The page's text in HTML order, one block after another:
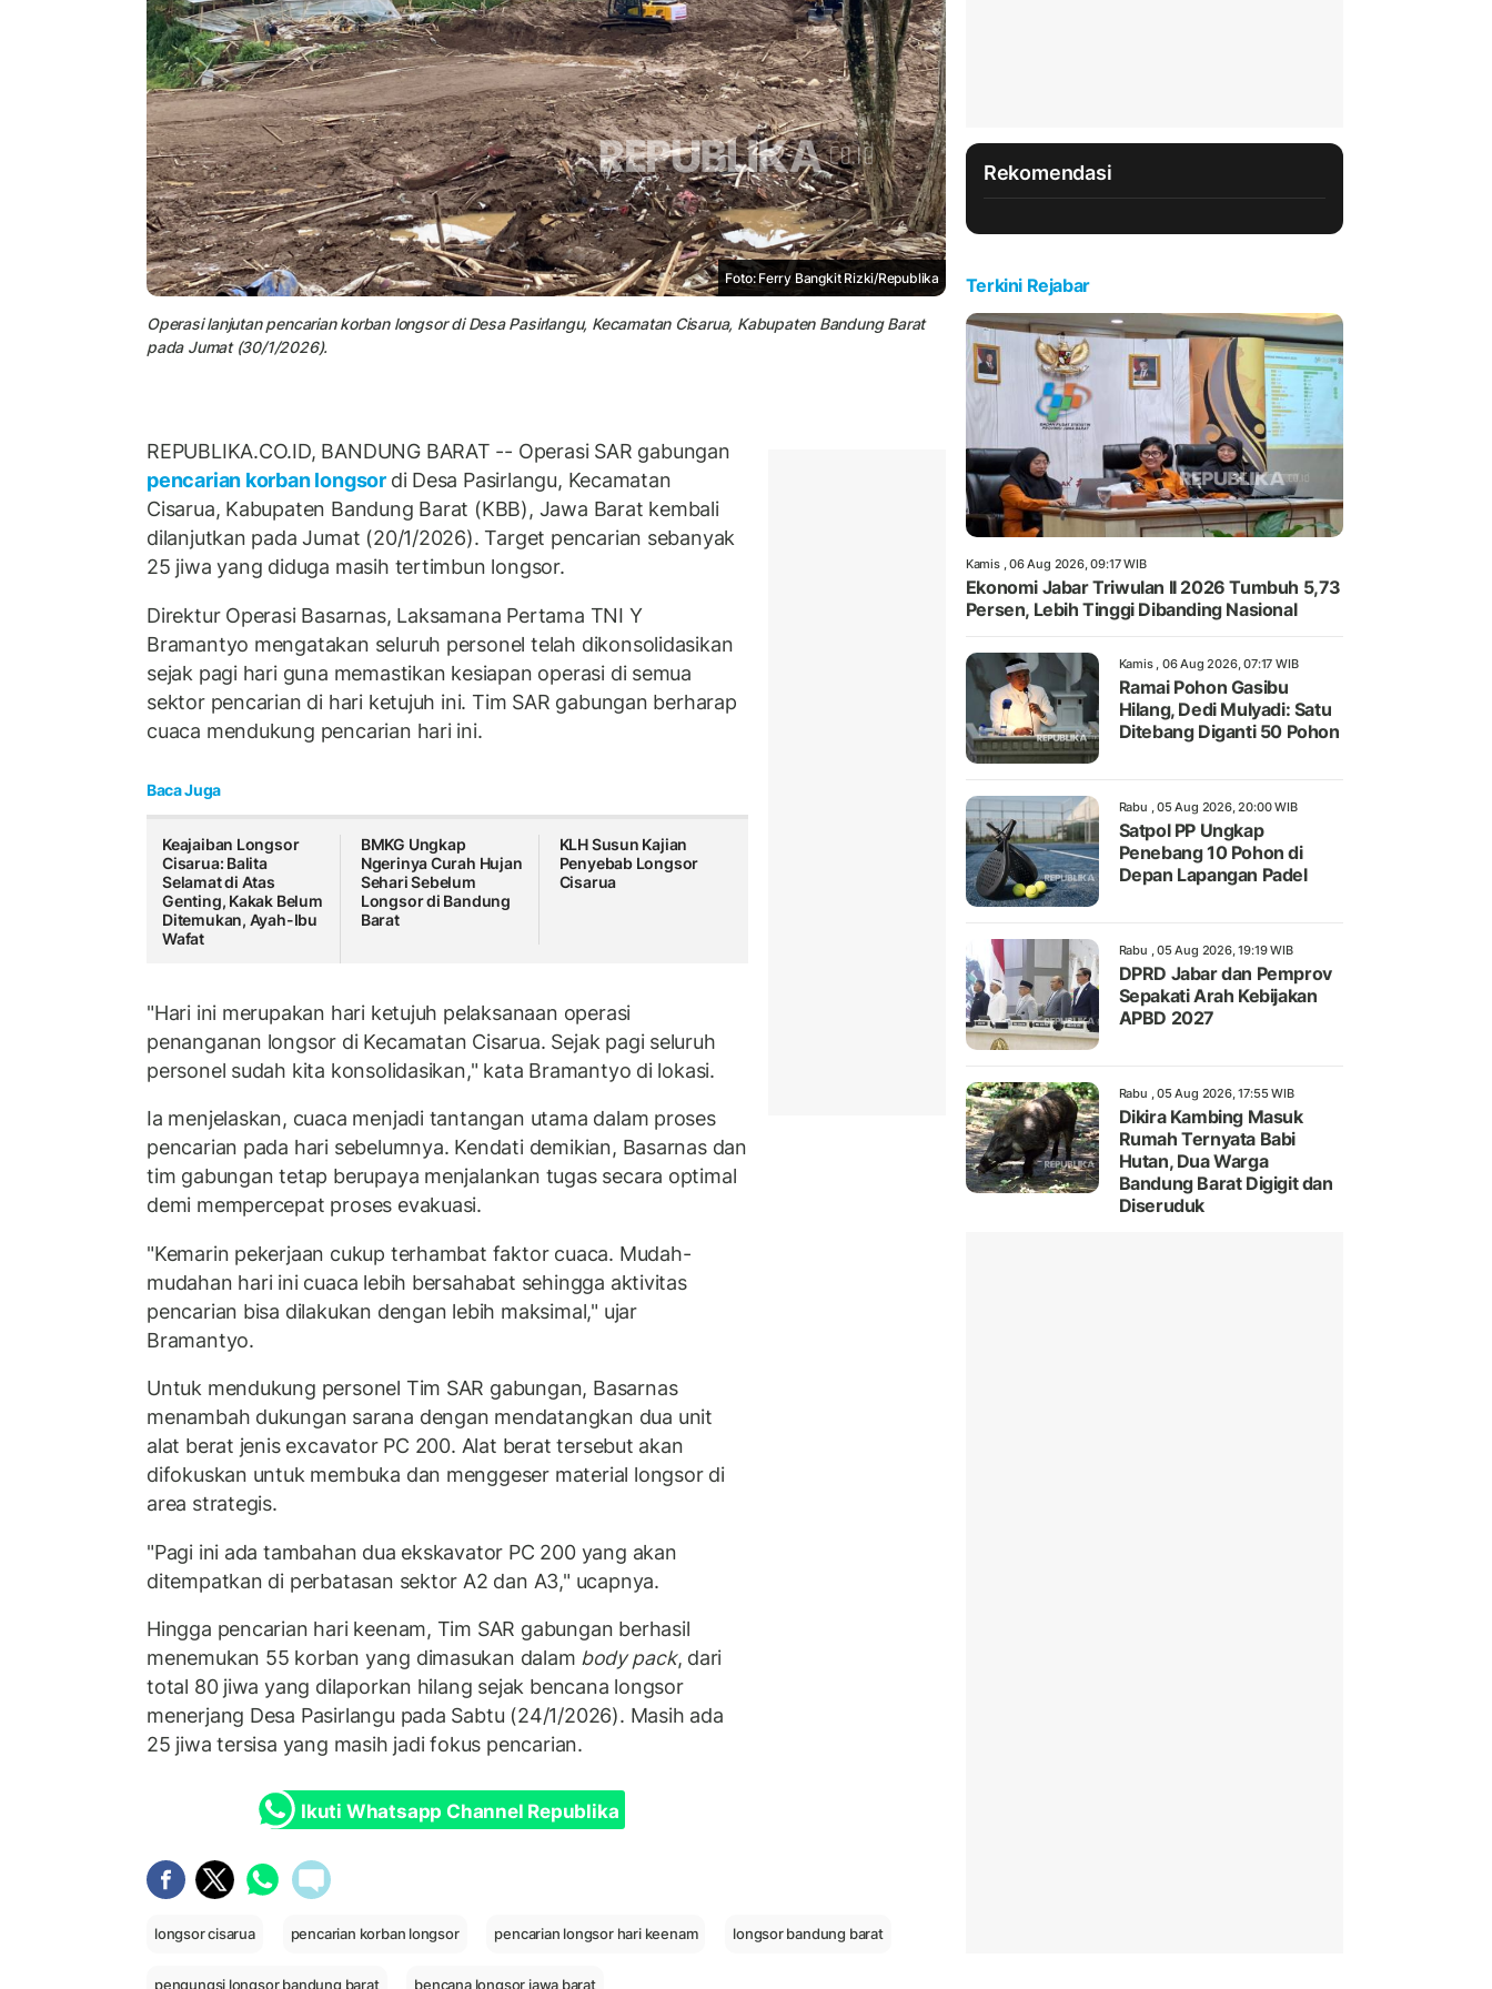
Foto: Ferry Bangkit Rizki/Republika
Operasi lanjutan pencarian korban longsor di Desa Pasirlangu, Kecamatan Cisarua, Kabupaten Bandung Barat
pada Jumat (30/1/2026).
REPUBLIKA.CO.ID, BANDUNG BARAT -- Operasi SAR gabungan
pencarian korban longsor di Desa Pasirlangu, Kecamatan
Cisarua, Kabupaten Bandung Barat (KBB), Jawa Barat kembali
dilanjutkan pada Jumat (20/1/2026). Target pencarian sebanyak
25 jiwa yang diduga masih tertimbun longsor.
Direktur Operasi Basarnas, Laksamana Pertama TNI Y
Bramantyo mengatakan seluruh personel telah dikonsolidasikan
sejak pagi hari guna memastikan kesiapan operasi di semua
sektor pencarian di hari ketujuh ini. Tim SAR gabungan berharap
cuaca mendukung pencarian hari ini.
Baca Juga
Keajaiban Longsor
Cisarua: Balita
Selamat di Atas
Genting, Kakak Belum
Ditemukan, Ayah-Ibu
Wafat
BMKG Ungkap
Ngerinya Curah Hujan
Sehari Sebelum
Longsor di Bandung
Barat
KLH Susun Kajian
Penyebab Longsor
Cisarua
"Hari ini merupakan hari ketujuh pelaksanaan operasi
penanganan longsor di Kecamatan Cisarua. Sejak pagi seluruh
personel sudah kita konsolidasikan," kata Bramantyo di lokasi.
Ia menjelaskan, cuaca menjadi tantangan utama dalam proses
pencarian pada hari sebelumnya. Kendati demikian, Basarnas dan
tim gabungan tetap berupaya menjalankan tugas secara optimal
demi mempercepat proses evakuasi.
"Kemarin pekerjaan cukup terhambat faktor cuaca. Mudah-
mudahan hari ini cuaca lebih bersahabat sehingga aktivitas
pencarian bisa dilakukan dengan lebih maksimal," ujar
Bramantyo.
Untuk mendukung personel Tim SAR gabungan, Basarnas
menambah dukungan sarana dengan mendatangkan dua unit
alat berat jenis excavator PC 200. Alat berat tersebut akan
difokuskan untuk membuka dan menggeser material longsor di
area strategis.
"Pagi ini ada tambahan dua ekskavator PC 200 yang akan
ditempatkan di perbatasan sektor A2 dan A3," ucapnya.
Hingga pencarian hari keenam, Tim SAR gabungan berhasil
menemukan 55 korban yang dimasukan dalam body pack, dari
total 80 jiwa yang dilaporkan hilang sejak bencana longsor
menerjang Desa Pasirlangu pada Sabtu (24/1/2026). Masih ada
25 jiwa tersisa yang masih jadi fokus pencarian.
Ikuti Whatsapp Channel Republika
longsor cisarua pencarian korban longsor pencarian longsor hari keenam longsor bandung barat
pengungsi longsor bandung barat bencana longsor jawa barat
Rekomendasi
Terkini Rejabar
Kamis , 06 Aug 2026, 09:17 WIB
Ekonomi Jabar Triwulan II 2026 Tumbuh 5,73
Persen, Lebih Tinggi Dibanding Nasional
Kamis , 06 Aug 2026, 07:17 WIB
Ramai Pohon Gasibu
Hilang, Dedi Mulyadi: Satu
Ditebang Diganti 50 Pohon
Rabu , 05 Aug 2026, 20:00 WIB
Satpol PP Ungkap
Penebang 10 Pohon di
Depan Lapangan Padel
Rabu , 05 Aug 2026, 19:19 WIB
DPRD Jabar dan Pemprov
Sepakati Arah Kebijakan
APBD 2027
Rabu , 05 Aug 2026, 17:55 WIB
Dikira Kambing Masuk
Rumah Ternyata Babi
Hutan, Dua Warga
Bandung Barat Digigit dan
Diseruduk